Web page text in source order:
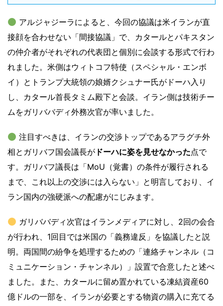
アルジャジーラによると、今回の協議は米イランが直
接顔を合わせない「間接協議」で、カタールとパキスタン
の仲介者がそれぞれの代表団と個別に会談する形式で行わ
れました。米側はウィトコフ特使（スペシャル・エンボ
イ）とトランプ大統領の娘婿クシュナー氏がドーハ入り
し、カタール首長タミム殿下と会談。イラン側は技術チー
ムをガリババディ外務次官が率いました。
注目すべきは、イランの交渉トップであるアラグチ外
相とガリバフ国会議長が ドーハに姿を見せなかった点で
す。ガリバフ議長は「MoU（覚書）の条件が履行される
まで、これ以上の交渉には入らない」と明言しており、イ
ラン国内の強硬派への配慮がにじみます。
ガリババディ次官はイランメディアに対し、2回の会合
が行われ、1回目では米国の「義務違反」を協議したと説
明。両国間の紛争を処理するための「連絡チャンネル（コ
ミュニケーション・チャンネル）」設置で合意したと述べ
ました。また、カタールに留め置かれている凍結資産60
億ドルの一部を、イランが必要とする物資の購入に充てる